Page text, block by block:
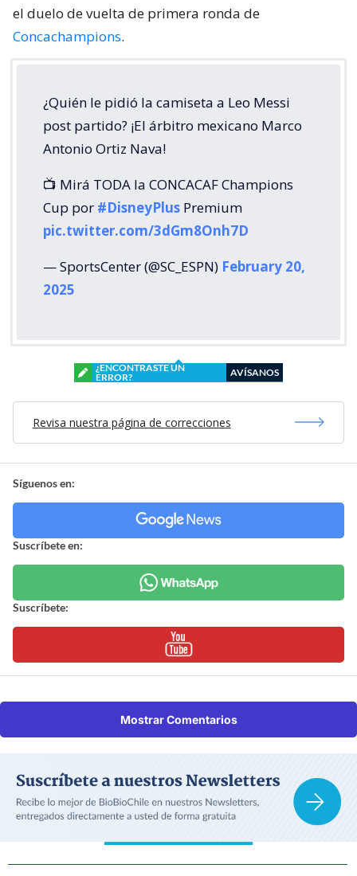
el duelo de vuelta de primera ronda de
Concachampions.
¿Quién le pidió la camiseta a Leo Messi
post partido? ¡El árbitro mexicano Marco
Antonio Ortiz Nava!
📺 Mirá TODA la CONCACAF Champions
Cup por #DisneyPlus Premium
pic.twitter.com/3dGm8Onh7D
— SportsCenter (@SC_ESPN) February 20,
2025
¿ENCONTRASTE UN
ERROR?
AVÍSANOS
Revisa nuestra página de correcciones
Síguenos en:
Suscríbete en:
Suscríbete:
Mostrar Comentarios